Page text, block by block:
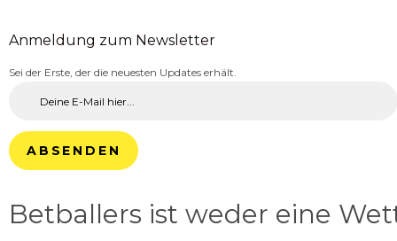
Anmeldung zum Newsletter
Sei der Erste, der die neuesten Updates erhält.
ABSENDEN
Betballers ist weder eine